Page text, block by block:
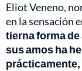
Eliot Veneno,
en la sensación
tierna forma
sus amos ha